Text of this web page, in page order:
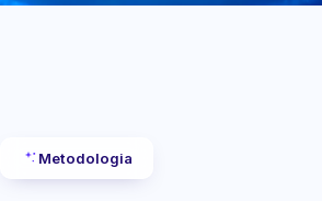
Metodologia